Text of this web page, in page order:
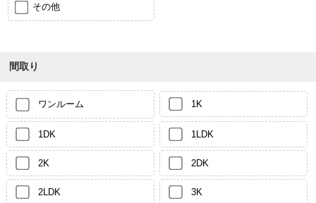
その他
間取り
ワンルーム 1K
1DK 1LDK
2K 2DK
2LDK 3K